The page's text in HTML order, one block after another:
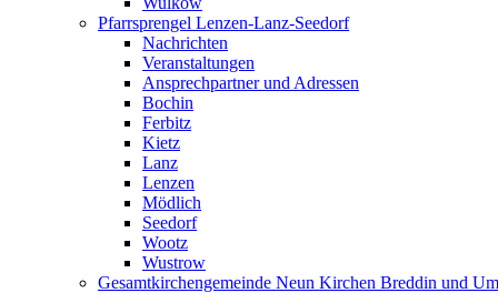
Pfarrsprengel Lenzen-Lanz-Seedorf
Nachrichten
Veranstaltungen
Ansprechpartner und Adressen
Bochin
Ferbitz
Kietz
Lanz
Lenzen
Mödlich
Seedorf
Wootz
Wustrow
Gesamtkirchengemeinde Neun Kirchen Breddin und